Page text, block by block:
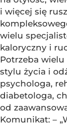
i więcej się
wielu
kaloryczny i
Potrzeba
stylu życia i
psychologa,
diabetologa,
od
Komunikat: –